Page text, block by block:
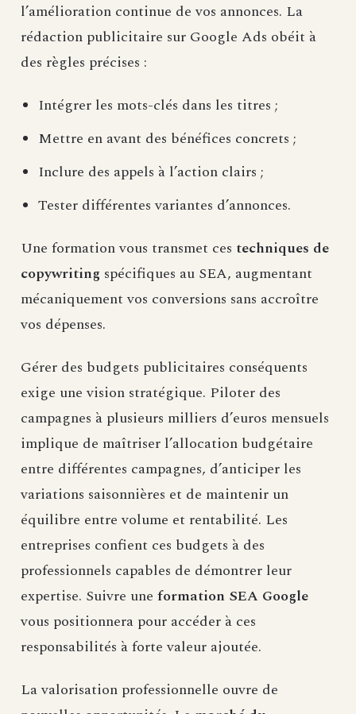
l’amélioration continue de vos annonces. La
rédaction publicitaire sur Google Ads obéit à
des règles précises :
Intégrer les mots-clés dans les titres ;
Mettre en avant des bénéfices concrets ;
Inclure des appels à l’action clairs ;
Tester différentes variantes d’annonces.
Une formation vous transmet ces techniques de
copywriting spécifiques au SEA, augmentant
mécaniquement vos conversions sans accroître
vos dépenses.
Gérer des budgets publicitaires conséquents
exige une vision stratégique. Piloter des
campagnes à plusieurs milliers d’euros mensuels
implique de maîtriser l’allocation budgétaire
entre différentes campagnes, d’anticiper les
variations saisonnières et de maintenir un
équilibre entre volume et rentabilité. Les
entreprises confient ces budgets à des
professionnels capables de démontrer leur
expertise. Suivre une formation SEA Google
vous positionnera pour accéder à ces
responsabilités à forte valeur ajoutée.
La valorisation professionnelle ouvre de